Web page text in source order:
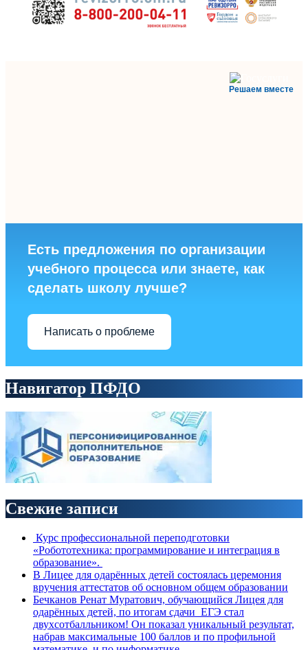
Решаем вместе
Есть предложения по организации
учебного процесса или знаете, как
сделать школу лучше?
Написать о проблеме
Навигатор ПФДО
Свежие записи
Курс профессиональной переподготовки
«Робототехника: программирование и интеграция в
образование».
В Лицее для одарённых детей состоялась церемония
вручения аттестатов об основном общем образовании
Бечканов Ренат Муратович, обучающийся Лицея для
одарённых детей, по итогам сдачи ЕГЭ стал
двухсотбалльником! Он показал уникальный результат,
набрав максимальные 100 баллов и по профильной